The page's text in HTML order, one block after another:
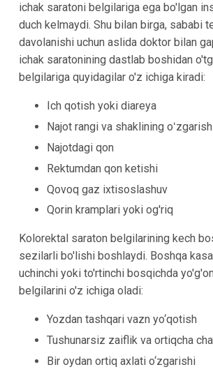
ichak saratoni belgilariga ega bo'lgan
duch kelmaydi. Shu bilan birga, sababi
davolanishi uchun aslida doktor bilan
ichak saratonining dastlab boshidan
belgilariga quyidagilar o'z ichiga kiradi:
Ich qotish yoki diareya
Najot rangi va shaklining
Najotdagi qon
Rektumdan qon ketishi
Qovoq gaz ixtisoslashuv
Qorin kramplari yoki og'riq
Kolorektal saraton belgilarining kech
sezilarli bo'lishi boshlaydi. Boshqa
uchinchi yoki to'rtinchi bosqichda
belgilarini o'z ichiga oladi:
Yozdan tashqari vazn yo‘qotish
Tushunarsiz zaiflik va ortiqcha
Bir oydan ortiq axlati o‘zgarishi